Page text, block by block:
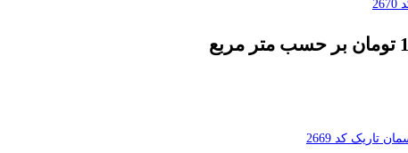
تومان بر حسب متر مربع
کد 2669